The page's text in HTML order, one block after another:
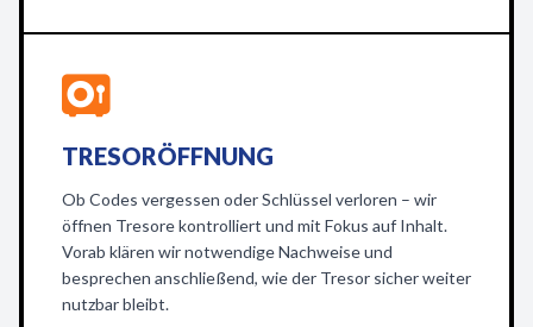
TRESORÖFFNUNG
Ob Codes vergessen oder Schlüssel verloren – wir
öffnen Tresore kontrolliert und mit Fokus auf Inhalt.
Vorab klären wir notwendige Nachweise und
besprechen anschließend, wie der Tresor sicher weiter
nutzbar bleibt.